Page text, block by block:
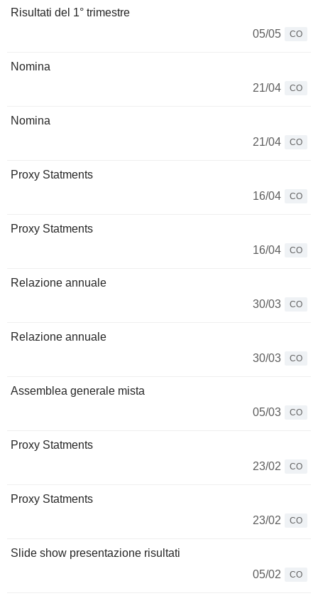
Risultati del 1° trimestre
05/05
CO
Nomina
21/04
CO
Nomina
21/04
CO
Proxy Statments
16/04
CO
Proxy Statments
16/04
CO
Relazione annuale
30/03
CO
Relazione annuale
30/03
CO
Assemblea generale mista
05/03
CO
Proxy Statments
23/02
CO
Proxy Statments
23/02
CO
Slide show presentazione risultati
05/02
CO